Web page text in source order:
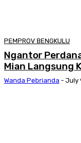
PEMPROV BENGKULU
Ngantor
Mian Langsung
Wanda Pebrianda - July